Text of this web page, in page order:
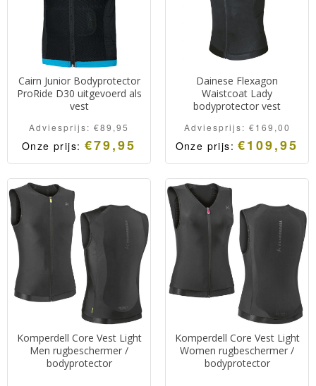
Cairn Junior Bodyprotector
ProRide D30 uitgevoerd als
vest
Adviesprijs: €89,95
Onze prijs: €79,95
Bodyprotector voor
junioren van het Franse
merk Cairn.
Geschikt voor
mountainbiken en skiën.
Comfortabel en biedt veel
bescherming.
Dainese Flexagon
Waistcoat Lady
bodyprotector vest
Adviesprijs: €169,00
Onze prijs:€109,95
Dainese Flexagon
Waistcoat Lady is een
backprotector in de vorm
van een vest.
Zeer licht in gewicht
waardoor het nauwelijks
merkbaar is dat je hem aan
hebt.
Biedt optimale
bescherming.
Komperdell Core Vest Light
Men rugbeschermer /
bodyprotector
Komperdell Core Vest Light
Women rugbeschermer /
bodyprotector